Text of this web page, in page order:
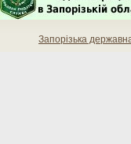
Запорізька